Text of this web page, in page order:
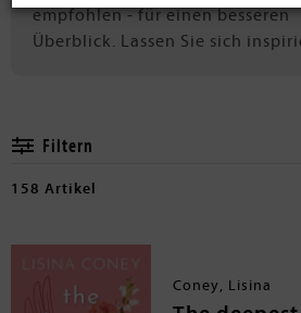
empfohlen - für einen besseren
Überblick. Lassen Sie sich
Filtern
158 Artikel
Coney, Lisina